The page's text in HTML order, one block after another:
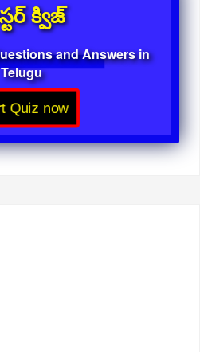
క్విజ్
and Answers in
Telugu
Quiz now